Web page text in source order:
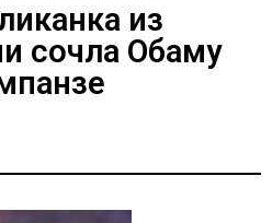
из
сочла Обаму